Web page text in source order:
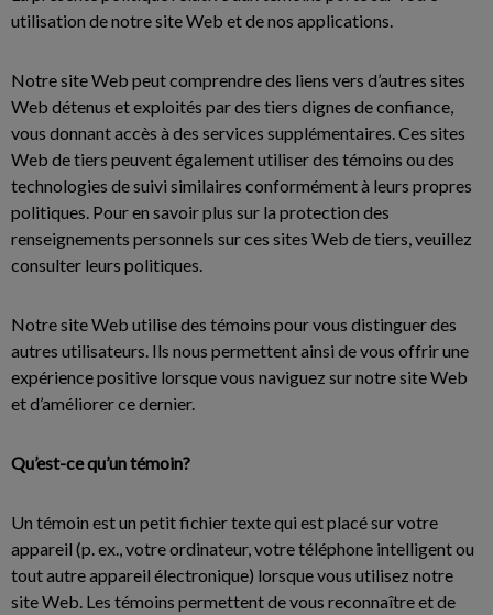
utilisation de notre site Web et de nos applications.
Notre site Web peut comprendre des liens vers d’autres sites
Web détenus et exploités par des tiers dignes de confiance,
vous donnant accès à des services supplémentaires. Ces sites
Web de tiers peuvent également utiliser des témoins ou des
technologies de suivi similaires conformément à leurs propres
politiques. Pour en savoir plus sur la protection des
renseignements personnels sur ces sites Web de tiers, veuillez
consulter leurs politiques.
Notre site Web utilise des témoins pour vous distinguer des
autres utilisateurs. Ils nous permettent ainsi de vous offrir une
expérience positive lorsque vous naviguez sur notre site Web
et d’améliorer ce dernier.
Qu’est-ce qu’un témoin?
Un témoin est un petit fichier texte qui est placé sur votre
appareil (p. ex., votre ordinateur, votre téléphone intelligent ou
tout autre appareil électronique) lorsque vous utilisez notre
site Web. Les témoins permettent de vous reconnaître et de